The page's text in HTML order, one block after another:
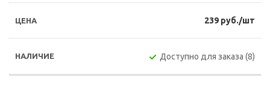
239 руб./шт
Доступно для заказа (8)